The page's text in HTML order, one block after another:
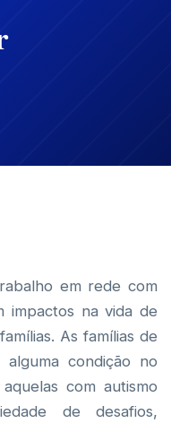
em rede com
impactos na vida de
As famílias de
condição no
com autismo
de desafios,